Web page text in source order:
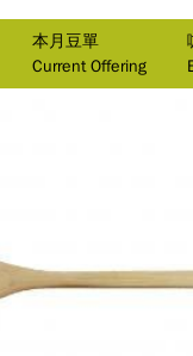
本月豆單
Current Offering